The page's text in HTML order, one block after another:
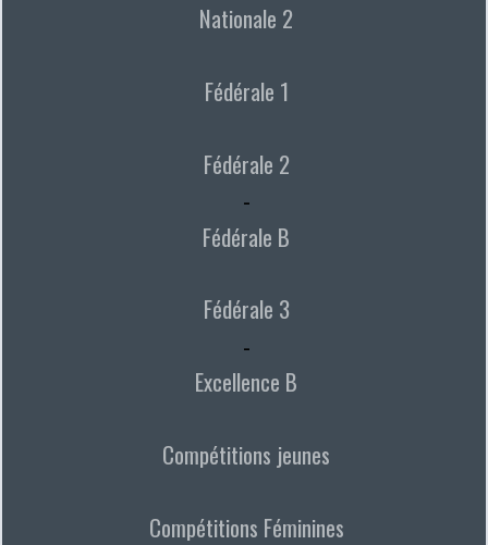
Nationale 2
Fédérale 1
Fédérale 2
-
Fédérale B
Fédérale 3
-
Excellence B
Compétitions jeunes
Compétitions Féminines